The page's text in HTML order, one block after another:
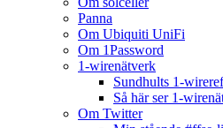
Panna
Om Ubiquiti UniFi
Om 1Password
1-wirenätverk
Sundhults 1-
Så här ser 1-
Om Twitter